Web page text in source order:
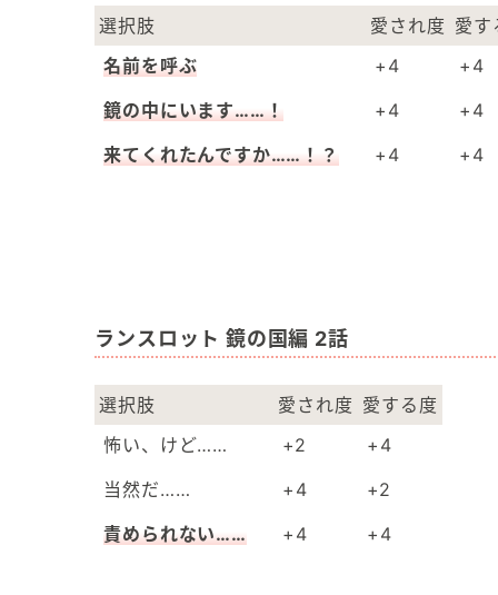
選択肢 愛され度 愛す
名前を呼ぶ
+4
+4
鏡の中にいます……！
+4
+4
来てくれたんですか……！？
+4 +4
ランスロット 鏡の国編 2話
選択肢 愛され度 愛する度
怖い、けど……
+2
+4
当然だ……
+4
+2
責められない……
+4 +4